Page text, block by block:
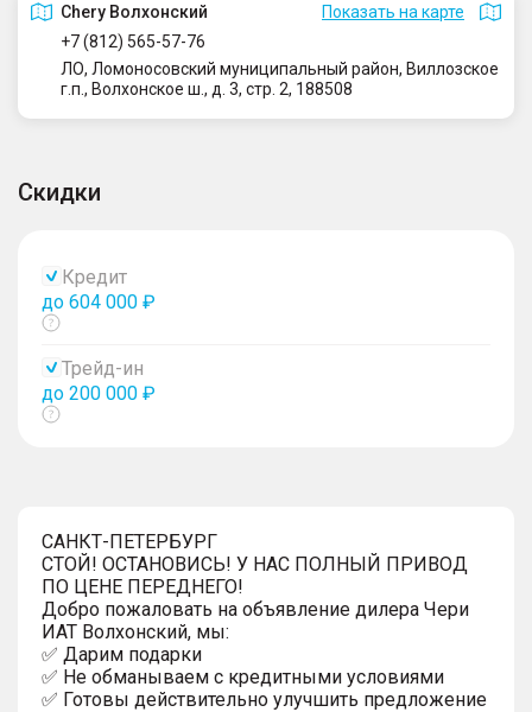
Сhery Волхонский
Показать на карте
+7 (812) 565-57-76
ЛО, Ломоносовский муниципальный район, Виллозское
г.п., Волхонское ш., д. 3, стр. 2, 188508
Скидки
Кредит
до 604 000 ₽
Показать
Трейд-ин
до 200 000 ₽
Показать
САНКТ-ПЕТЕРБУРГ
СТОЙ! ОСТАНОВИСЬ! У НАС ПОЛНЫЙ ПРИВОД
ПО ЦЕНЕ ПЕРЕДНЕГО!
Добро пожаловать на объявление дилера Чери
ИАТ Волхонский, мы:
✅ Дарим подарки
✅ Не обманываем с кредитными условиями
✅ Готовы действительно улучшить предложение